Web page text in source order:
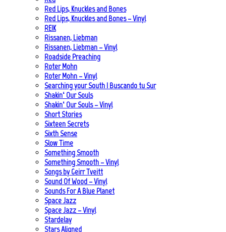
Red Lips, Knuckles and Bones
Red Lips, Knuckles and Bones – Vinyl
REIK
Rissanen, Liebman
Rissanen, Liebman – Vinyl
Roadside Preaching
Roter Mohn
Roter Mohn – Vinyl
Searching your South | Buscando tu Sur
Shakin‘ Our Souls
Shakin‘ Our Souls – Vinyl
Short Stories
Sixteen Secrets
Sixth Sense
Slow Time
Something Smooth
Something Smooth – Vinyl
Songs by Geirr Tveitt
Sound Of Wood – Vinyl
Sounds For A Blue Planet
Space Jazz
Space Jazz – Vinyl
Stardelay
Stars Aligned